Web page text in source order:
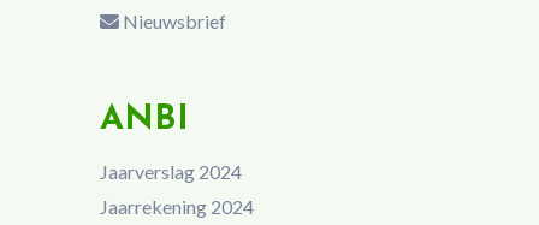
Nieuwsbrief
ANBI
Jaarverslag 2024
Jaarrekening 2024